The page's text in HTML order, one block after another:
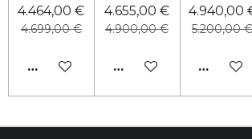
4.464,00 €
4.699,00 €
AGGIUNGI AL CARRELLO
4.655,00 €
4.900,00 €
AGGIUNGI AL
4.940,00
5.200,00